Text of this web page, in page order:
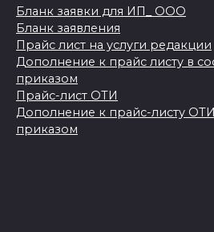
Бланк заявки для ИП_ ООО
Бланк заявления
Прайс лист на услуги редакции
Дополнение к прайс листу в
приказом
Прайс-лист ОТИ
Дополнение к прайс-листу ОТИ
приказом